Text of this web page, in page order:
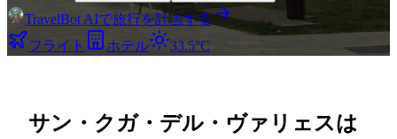
TravelBot AIで旅行を計画する
フライト
ホテル 33.5°C
サン・クガ・デル・ヴァリェスは